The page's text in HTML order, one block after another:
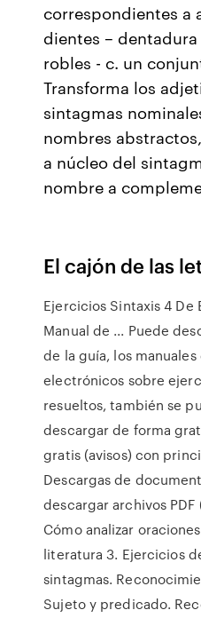
correspondientes a
dientes –
robles - c. un
Transforma los
sintagmas
nombres
a núcleo del
nombre a
El cajón de las
Ejercicios Sintaxis 4 De
Manual de ... Puede
de la guía, los
electrónicos sobre
resueltos, también se
descargar de forma
gratis (avisos) con
Descargas de
descargar archivos PDF
Cómo analizar
literatura 3. Ejercicios
sintagmas.
Sujeto y predicado.